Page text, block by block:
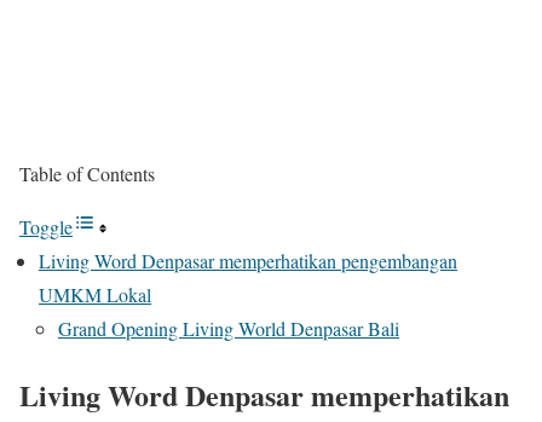
Table of Contents
Toggle
Living Word Denpasar memperhatikan pengembangan
UMKM Lokal
Grand Opening Living World Denpasar Bali
Living Word Denpasar memperhatikan